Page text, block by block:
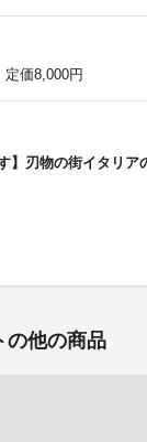
価8,000円
】刃物の街イタリ
の他の商品